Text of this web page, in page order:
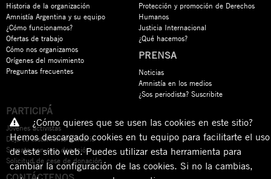
Historia de la organización
Amnistía Argentina y su equipo
¿Cómo funcionamos?
Ofertas de trabajo
Cómo nos organizamos
Orígenes del movimiento
Preguntas frecuentes
Protección y promoción de Derechos
Humanos
Justicia Internacional
¿Qué hacemos?
PRENSA
Noticias
Amnistía en los medios
¿Sos periodista? Suscribite
PARTICIPÁ
Jóvenes activistas
Dejá tu testamento solidario
Sumate con una donación
Solicitud de cese de donación
¿Cómo quieres que se usen las cookies en este sitio?
Hemos descargado cookies en tu equipo para facilitarte el uso
de este sitio web. Puedes utilizar esta herramienta para
cambiar la configuración de las cookies. Si no la cambias,